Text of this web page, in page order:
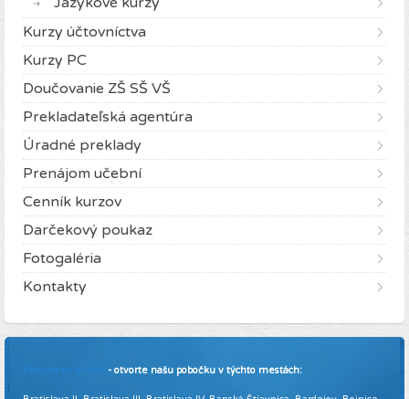
Kurzy účtovníctva
Kurzy PC
Doučovanie ZŠ SŠ VŠ
Prekladateľská agentúra
Úradné preklady
Prenájom učební
Cenník kurzov
Darčekový poukaz
Fotogaléria
Kontakty
Pridajte sa k nám - otvorte našu pobočku v týchto mestách: